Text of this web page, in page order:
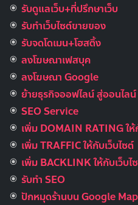
รับดูแลเว็บ+ที่ปรึกษาเว็บ
รับทําเว็บไซต์ขายของ
รับจดโดเมน+โฮสติ้ง
ลงโฆษณาเฟสบุค
ลงโฆษณา Google
ย้ายธุรกิจออฟไลน์ สู่ออนไลน์
SEO Service
เพิ่ม DOMAIN RATING ให้
เพิ่ม TRAFFIC ให้กับเว็บไซต์
เพิ่ม BACKLINK ให้กับเว็บไ
รับทำ SEO
ปักหมุดร้านบน Google Map